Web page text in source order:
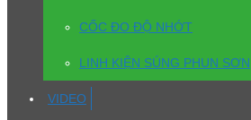
CỐC ĐO ĐỘ NHỚT
LINH KIỆN SÚNG PHUN SƠN
VIDEO